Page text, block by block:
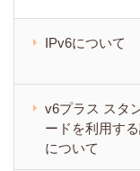
IPv6について
v6プラス スタ
ードを利用す
について